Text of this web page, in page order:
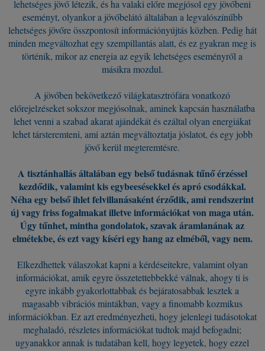
lehetséges jövő létezik, és ha valaki előre megjósol egy jövőbeni
eseményt, olyankor a jövőbelátó általában a legvalószínűbb
lehetséges jövőre összpontosít információnyújtás közben. Pedig hát
minden megváltozhat egy szempillantás alatt, és ez gyakran meg is
történik, mikor az energia az egyik lehetséges eseményről a
másikra mozdul.
A jövőben bekövetkező világkatasztrófára vonatkozó
előrejelzéseket sokszor megjósolnak, aminek kapcsán használatba
lehet venni a szabad akarat ajándékát és ezáltal olyan energiákat
lehet társteremteni, ami aztán megváltoztatja jóslatot, és egy jobb
jövő kerül megteremtésre.
A tisztánhallás általában egy belső tudásnak tűnő érzéssel
kezdődik, valamint kis egybeesésekkel és apró csodákkal.
Néha egy belső ihlet felvillanásaként érződik, ami rendszerint
új vagy friss fogalmakat illetve információkat von maga után.
Úgy tűnhet, mintha gondolatok, szavak áramlanának az
elmétekbe, és ezt vagy kíséri egy hang az elméből, vagy nem.
Elkezdhettek válaszokat kapni a kérdéseitekre, valamint olyan
információkat, amik egyre összetettebbekké válnak, ahogy ti is
egyre inkább gyakorlottabbak és bejáratosabbak lesztek a
magasabb vibrációs mintákban, vagy a finomabb kozmikus
információkban. Ez azt eredményezheti, hogy jelenlegi tudásotokat
meghaladó, részletes információkat tudtok majd befogadni;
ugyanakkor annak is tudatában kell, hogy legyetek, hogy ezzel